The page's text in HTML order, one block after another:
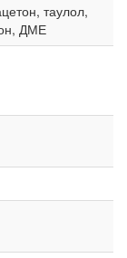
таулол,
ДМЕ